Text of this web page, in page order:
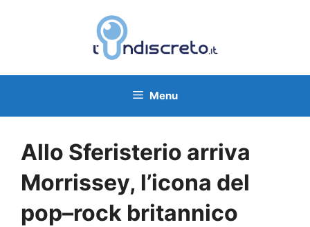
Menu
Allo Sferisterio arriva
Morrissey, l’icona del
pop–rock britannico